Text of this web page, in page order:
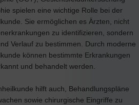
spielen eine wichtige Rolle bei der
Sie ermöglichen es Ärzten, nicht
zu identifizieren, sondern
Verlauf zu bestimmen. Durch moderne
können bestimmte Erkrankungen
und behandelt werden.
hilft auch, Behandlungspläne
sowie chirurgische Eingriffe zu